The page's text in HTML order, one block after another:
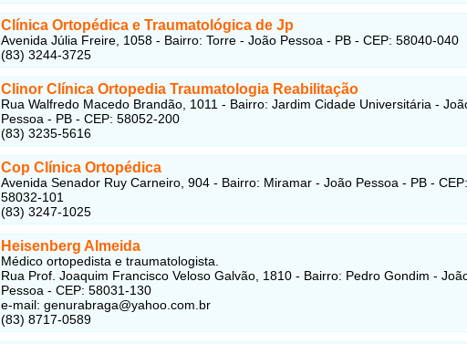
Clínica Ortopédica e Traumatológica de Jp
Avenida Júlia Freire, 1058 - Bairro: Torre - João Pessoa - PB - CEP: 58040-040
(83) 3244-3725
Clinor Clínica Ortopedia Traumatologia Reabilitação
Rua Walfredo Macedo Brandão, 1011 - Bairro: Jardim Cidade Universitária -
Pessoa - PB - CEP: 58052-200
(83) 3235-5616
Cop Clínica Ortopédica
Avenida Senador Ruy Carneiro, 904 - Bairro: Miramar - João Pessoa - PB - CEP:
58032-101
(83) 3247-1025
Heisenberg Almeida
Médico ortopedista e traumatologista.
Rua Prof. Joaquim Francisco Veloso Galvão, 1810 - Bairro: Pedro Gondim -
Pessoa - CEP: 58031-130
e-mail: genurabraga@yahoo.com.br
(83) 8717-0589